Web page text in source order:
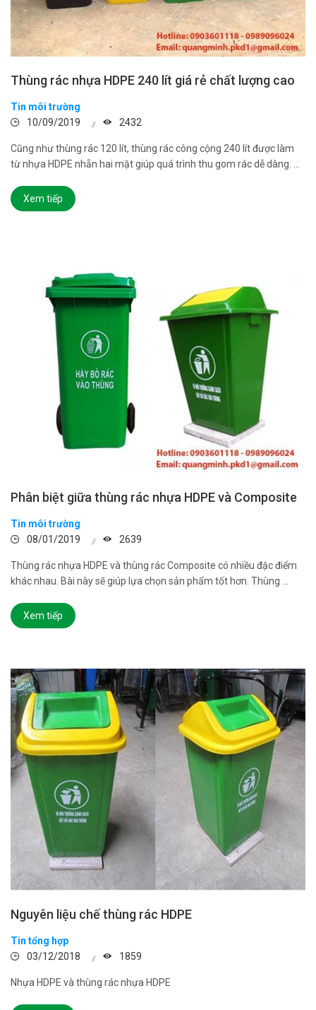
Thùng rác nhựa HDPE 240 lít giá rẻ chất lượng cao
Tin môi trường
10/09/2019
2432
Cũng như thùng rác 120 lít, thùng rác công cộng 240 lít được làm
từ nhựa HDPE nhẵn hai mặt giúp quá trình thu gom rác dễ dàng. ...
Xem tiếp
Phân biệt giữa thùng rác nhựa HDPE và Composite
Tin môi trường
08/01/2019
2639
Thùng rác nhựa HDPE và thùng rác Composite có nhiều đặc điểm
khác nhau. Bài này sẽ giúp lựa chọn sản phẩm tốt hơn. Thùng ...
Xem tiếp
Nguyên liệu chế thùng rác HDPE
Tin tổng hợp
03/12/2018
1859
Nhựa HDPE và thùng rác nhựa HDPE